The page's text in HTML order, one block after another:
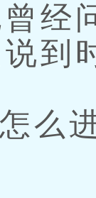
经
到
么